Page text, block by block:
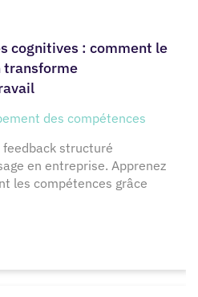
cognitives : comment le
transforme
des compétences
structuré
en entreprise. Apprenez
les compétences grâce